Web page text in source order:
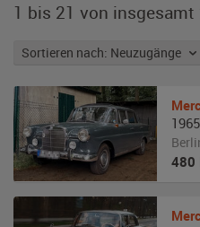
1 bis 21 von insgesamt
Sortieren nach: Neuzugänge
1965
480